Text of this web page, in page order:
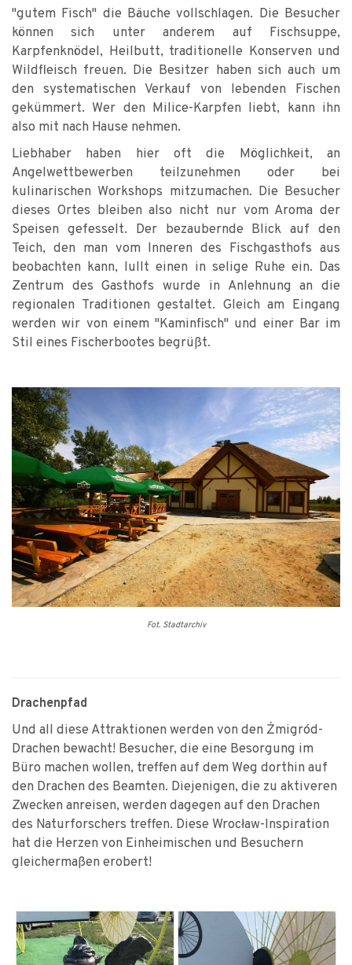
"gutem Fisch" die Bäuche vollschlagen. Die Besucher
können sich unter anderem auf Fischsuppe,
Karpfenknödel, Heilbutt, traditionelle Konserven und
Wildfleisch freuen. Die Besitzer haben sich auch um
den systematischen Verkauf von lebenden Fischen
gekümmert. Wer den Milice-Karpfen liebt, kann ihn
also mit nach Hause nehmen.
Liebhaber haben hier oft die Möglichkeit, an
Angelwettbewerben teilzunehmen oder bei
kulinarischen Workshops mitzumachen. Die Besucher
dieses Ortes bleiben also nicht nur vom Aroma der
Speisen gefesselt. Der bezaubernde Blick auf den
Teich, den man vom Inneren des Fischgasthofs aus
beobachten kann, lullt einen in selige Ruhe ein. Das
Zentrum des Gasthofs wurde in Anlehnung an die
regionalen Traditionen gestaltet. Gleich am Eingang
werden wir von einem "Kaminfisch" und einer Bar im
Stil eines Fischerbootes begrüßt.
Fot. Stadtarchiv
Drachenpfad
Und all diese Attraktionen werden von den Żmigród-
Drachen bewacht! Besucher, die eine Besorgung im
Büro machen wollen, treffen auf dem Weg dorthin auf
den Drachen des Beamten. Diejenigen, die zu aktiveren
Zwecken anreisen, werden dagegen auf den Drachen
des Naturforschers treffen. Diese Wrocław-Inspiration
hat die Herzen von Einheimischen und Besuchern
gleichermaßen erobert!